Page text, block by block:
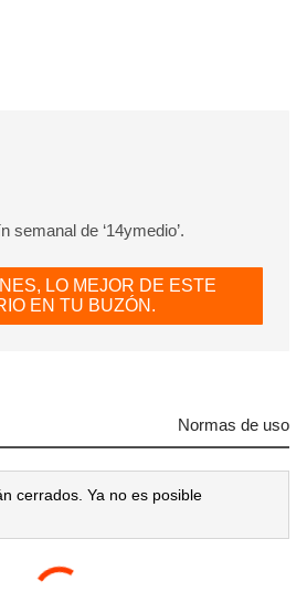
semanal de ‘14ymedio’.
LO MEJOR DE ESTE
EN TU BUZÓN.
Normas de uso
cerrados. Ya no es posible